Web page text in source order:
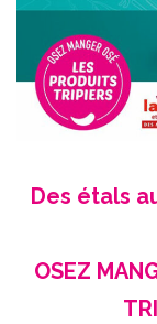
Des étals
OSEZ